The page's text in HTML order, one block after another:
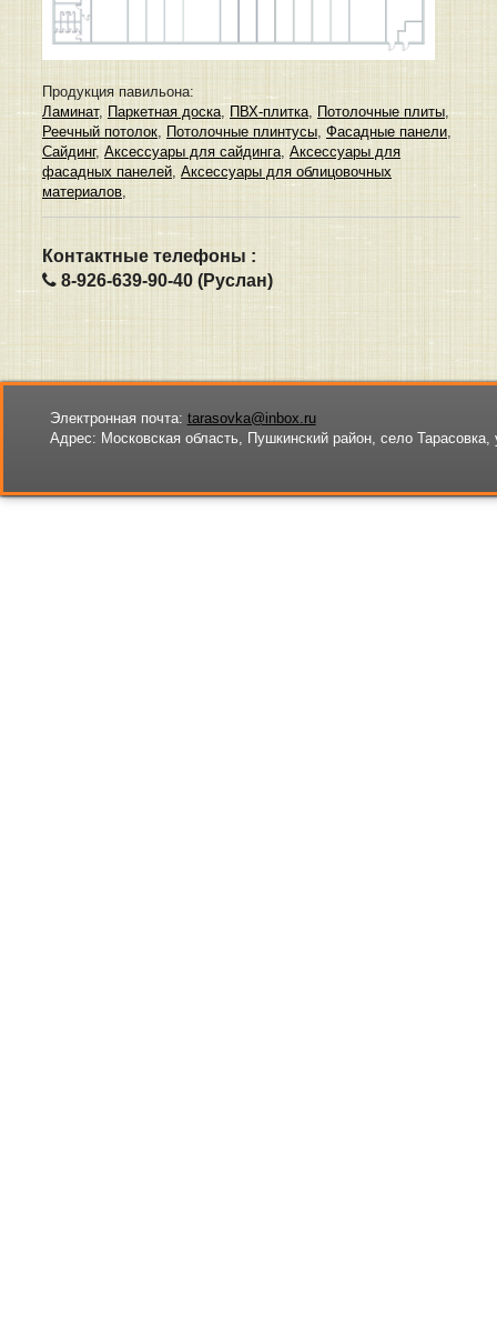
Продукция павильона:
Ламинат, Паркетная доска ПВХ-плитка Потолочные плиты,
Реечный потолок
Потолочные плинтусы Фасадные панели
Сайдинг, Аксессуары для сайдинга Аксессуары для
фасадных панелей Аксессуары для облицовочных
материалов
Контактные телефоны :
8-926-639-90-40 (Руслан)
Электронная почта: tarasovka@inbox.ru
Адрес: Московская область, Пушкинский район, село